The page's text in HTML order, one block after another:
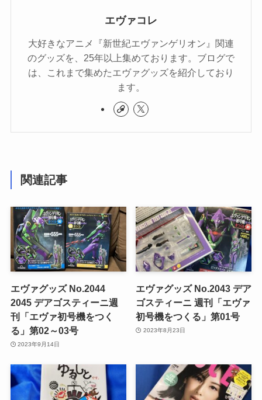
エヴァコレ
大好きなアニメ『新世紀エヴァンゲリオン』関連
のグッズを、25年以上集めております。ブログで
は、これまで集めたエヴァグッズを紹介しており
ます。
関連記事
エヴァグッズ No.2044
2045 デアゴスティーニ週
刊「エヴァ初号機をつく
る」第02～03号
2023年9月14日
エヴァグッズ No.2043 デア
ゴスティーニ 週刊「エヴァ
初号機をつくる」第01号
2023年8月23日